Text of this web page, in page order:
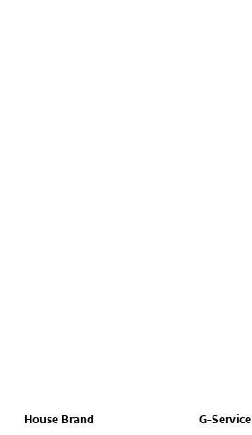
House Brand G-Service